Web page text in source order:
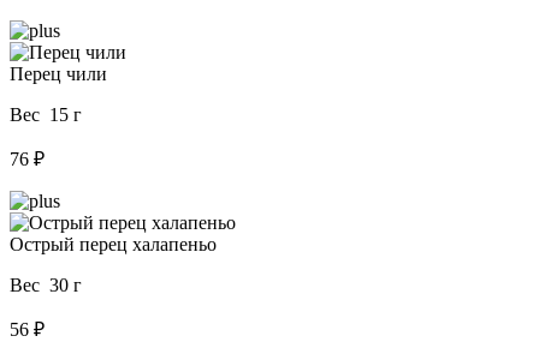
Перец чили
Вес 15 г
76 ₽
Острый перец халапеньо
Вес 30 г
56 ₽